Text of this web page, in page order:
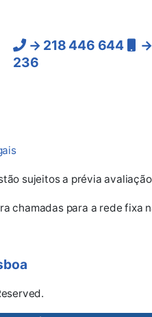
→ 218 446 644
→
236
sujeitos a prévia
chamadas para a rede fixa